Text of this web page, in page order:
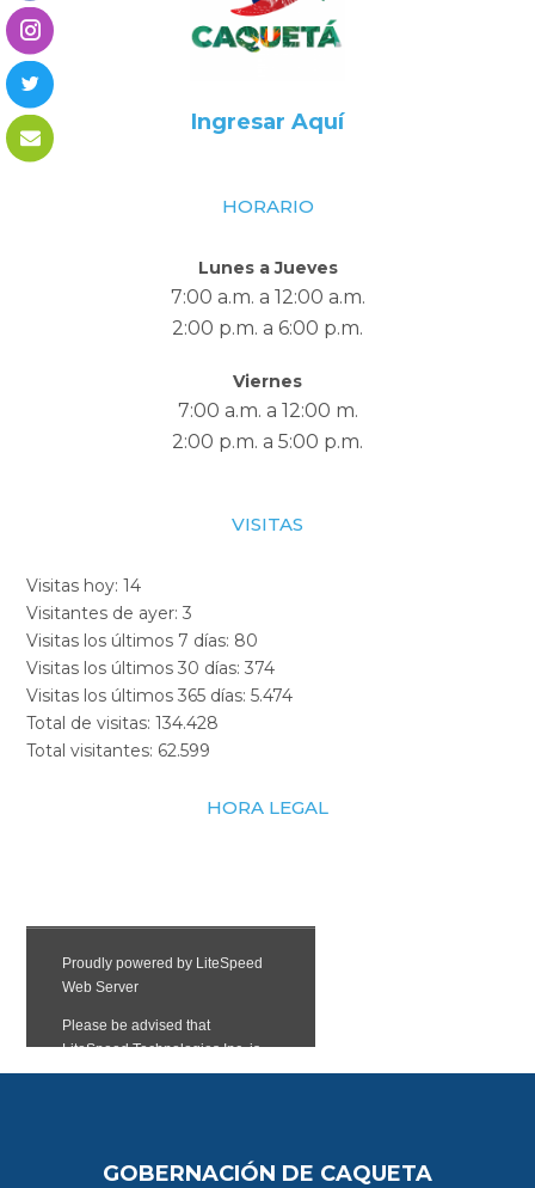
Ingresar Aquí
HORARIO
Lunes a Jueves
7:00 a.m. a 12:00 a.m.
2:00 p.m. a 6:00 p.m.
Viernes
7:00 a.m. a 12:00 m.
2:00 p.m. a 5:00 p.m.
VISITAS
Visitas hoy:14
Visitantes de ayer:3
Visitas los últimos 7 días: 80
Visitas los últimos 30 días:374
Visitas los últimos 365 días:5.474
Total de visitas:134.428
Total visitantes: 62.599
HORA LEGAL
GOBERNACIÓN DE CAQUETA